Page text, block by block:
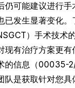
仍可能建议进行
已发生显著变化
）手术技术
现有治疗方案更有
的信息（00035-
队是获取针对您